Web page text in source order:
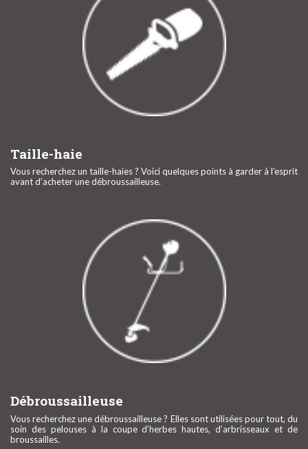
Taille-haie
Vous recherchez un taille-haies ? Voici quelques points à garder à l’esprit
avant d’acheter une débroussailleuse.
Débroussailleuse
Vous recherchez une débroussailleuse ? Elles sont utilisées pour tout, du
soin des pelouses à la coupe d’herbes hautes, d’arbrisseaux et de
broussailles.